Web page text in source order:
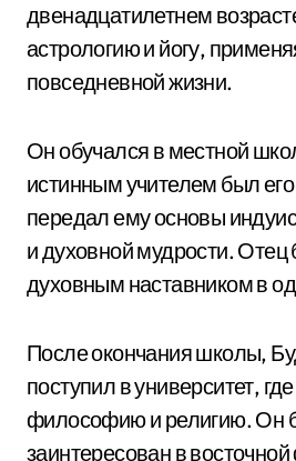
двенадцатилетнем
астрологию и йогу,
повседневной жизни.
Он обучался в местной
истинным учителем был
передал ему основы
и духовной мудрости.
духовным наставником в
После окончания школы,
поступил в университет,
философию и религию. Он
заинтересован в